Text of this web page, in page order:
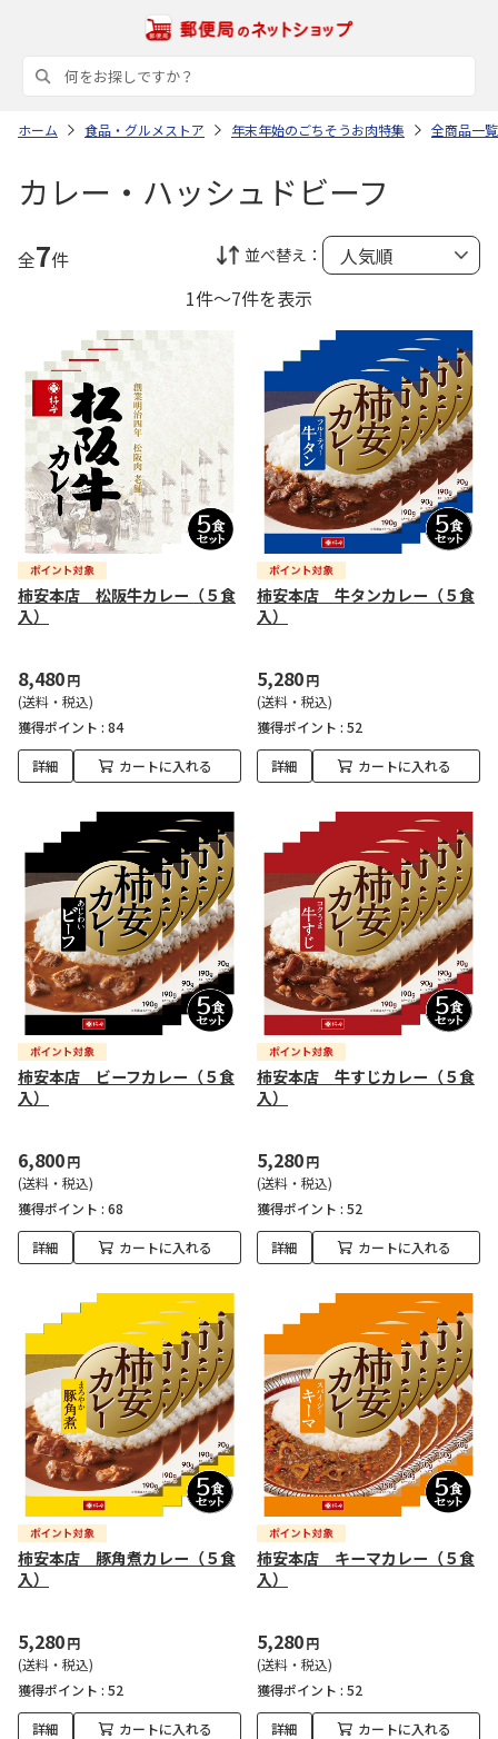
ホーム 食品・グルメストア 年末年始のごちそうお肉特集 全商品一覧
カレー・ハッシュドビーフ
全7件 並べ替え：
1件～7件を表示
柿安本店 松阪牛カレー（５食
入）
8,480円
(送料・税込)
獲得ポイント : 84
詳細 カートに入れる
柿安本店 牛タンカレー（５食
入）
5,280円
(送料・税込)
獲得ポイント : 52
詳細 カートに入れる
柿安本店 ビーフカレー（５食
入）
6,800円
(送料・税込)
獲得ポイント : 68
詳細 カートに入れる
柿安本店 牛すじカレー（５食
入）
5,280円
(送料・税込)
獲得ポイント : 52
詳細 カートに入れる
柿安本店 豚角煮カレー（５食
入）
5,280円
(送料・税込)
獲得ポイント : 52
詳細 カートに入れる
柿安本店 キーマカレー（５食
入）
5,280円
(送料・税込)
獲得ポイント : 52
詳細 カートに入れる